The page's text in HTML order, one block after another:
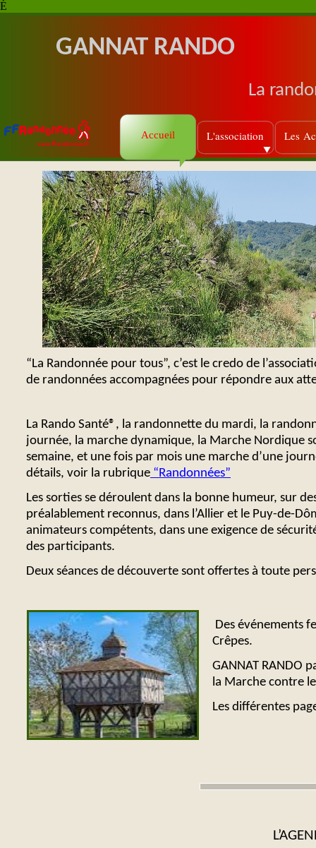
É
La
GANNAT RANDO
Accueil L'association Les
La Rando Santé®, la randonnette du mardi, la
journée, la marche dynamique, la Marche Nordique
semaine, et une fois par mois une marche d’une
détails, voir la rubrique “Randonnées”
Les sorties se déroulent dans la bonne humeur, sur
préalablement reconnus, dans l’Allier et le Puy-de-
animateurs compétents, dans une exigence de
des participants.
Deux séances de découverte sont offertes à toute
“La Randonnée pour tous”, c’est le credo de
de randonnées accompagnées pour répondre aux
Des événements
Crêpes.
GANNAT RANDO
la Marche contre
Les différentes